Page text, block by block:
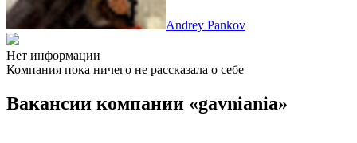
Andrey Pankov
Нет информации
Компания пока ничего не рассказала о себе
Вакансии компании «gavniania»